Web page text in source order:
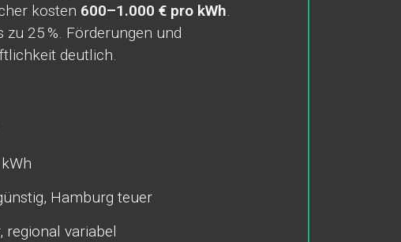
kosten 600–1.000 € pro kWh.
25 %. Förderungen und
deutlich.
Hamburg teuer
regional variabel